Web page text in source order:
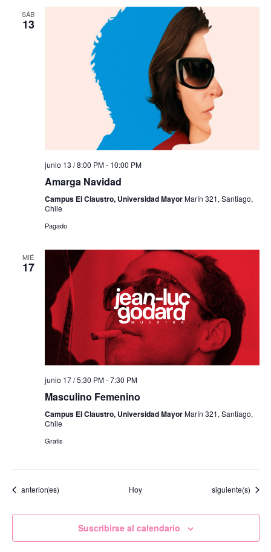
SÁB
13
junio 13 / 8:00 PM- 10:00 PM
Amarga Navidad
Campus El Claustro, Universidad MayorMarín 321, Santiago,
Chile
Pagado
MIÉ
17
junio 17 / 5:30 PM-7:30 PM
Masculino Femenino
Campus El Claustro, Universidad MayorMarín 321, Santiago,
Chile
Gratis
Eventos
anterior(es) Hoy Eventos
siguiente(s)
Suscribirse al calendario